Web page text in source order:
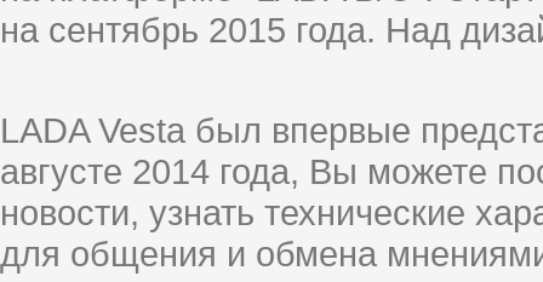
на сентябрь 2015 года. Над
LADA Vesta был впервые
августе 2014 года, Вы можете
новости, узнать технические
для общения и обмена